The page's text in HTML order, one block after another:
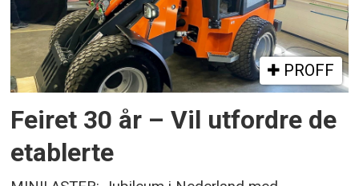
PROFF
Feiret 30 år – Vil utfordre de
etablerte